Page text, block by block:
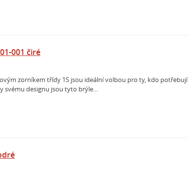
001 čiré
zorníkem třídy 1S jsou ideální volbou pro ty, kdo potřebují
svému designu jsou tyto brýle...